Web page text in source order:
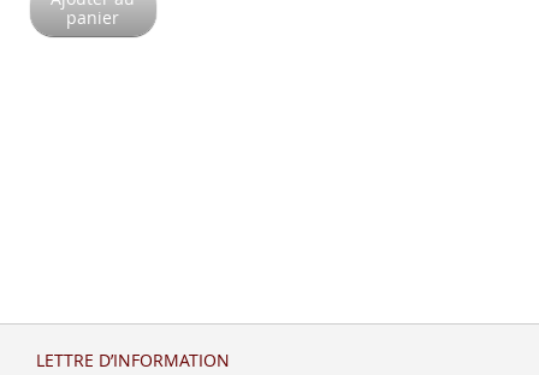
panier
LETTRE D’INFORMATION